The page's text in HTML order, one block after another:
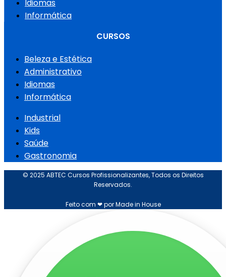
Idiomas
Informática
CURSOS
Beleza e Estética
Administrativo
Idiomas
Informática
Industrial
Kids
Saúde
Gastronomia
© 2025 ABTEC Cursos Profissionalizantes, Todos os Direitos
Reservados.
Feito com ❤ por Made in House